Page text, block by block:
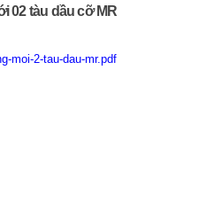
02 tàu dầu cỡ MR
moi-2-tau-dau-mr.pdf